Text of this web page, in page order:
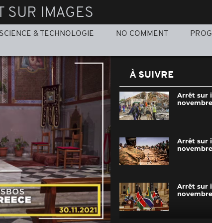
SUR IMAGES
SCIENCE & TECHNOLOGIE NO COMMENT
À SUIVRE
Arrêt sur
novembre
Arrêt sur
novembre
Arrêt sur
novembre